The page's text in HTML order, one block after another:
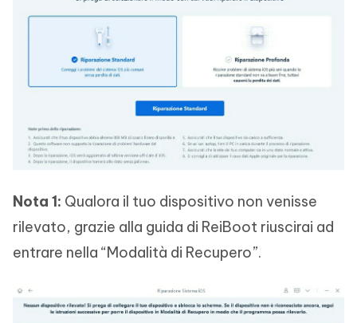
Nota 1: Qualora il tuo dispositivo non venisse
rilevato, grazie alla guida di ReiBoot riuscirai ad
entrare nella “Modalità di Recupero”.